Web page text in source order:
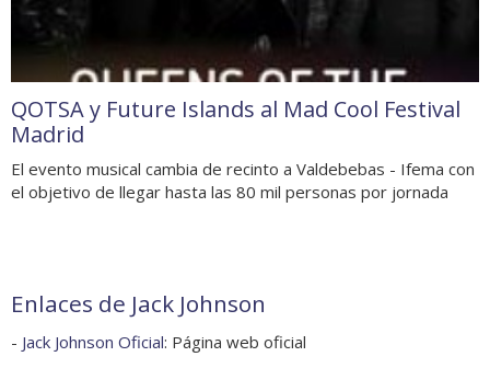
QOTSA y Future Islands al Mad Cool Festival
Madrid
El evento musical cambia de recinto a Valdebebas - Ifema con
el objetivo de llegar hasta las 80 mil personas por jornada
Enlaces de Jack Johnson
- Jack Johnson Oficial: Página web oficial